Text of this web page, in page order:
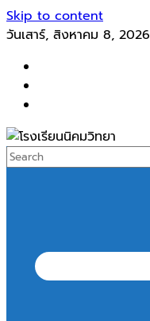
Skip to content
วันเสาร์, สิงหาคม 8, 2026